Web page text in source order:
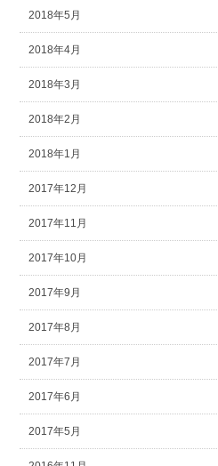
2018年5月
2018年4月
2018年3月
2018年2月
2018年1月
2017年12月
2017年11月
2017年10月
2017年9月
2017年8月
2017年7月
2017年6月
2017年5月